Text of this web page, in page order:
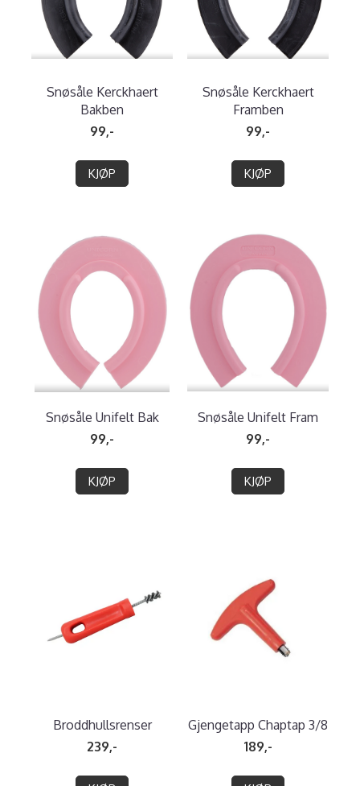
Snøsåle Kerckhaert
Bakben
99,-
KJØP
Snøsåle Kerckhaert
Framben
99,-
KJØP
Snøsåle Unifelt Bak
99,-
KJØP
Snøsåle Unifelt Fram
99,-
KJØP
Broddhullsrenser
239,-
Gjengetapp Chaptap 3/8
189,-